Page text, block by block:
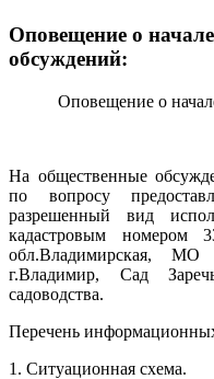
Оповещение о
обсуждений:
Оповещение о
На общественные
по вопросу
разрешенный вид
кадастровым номером
обл.Владимирская, МО
г.Владимир, Сад
садоводства.
Перечень
1. Ситуационная схема.